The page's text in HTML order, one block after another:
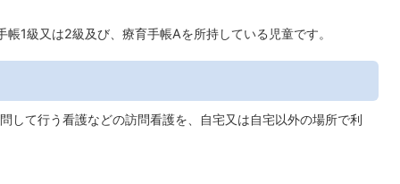
1級又は2級及び、療育手帳Aを所持している児童です。
して行う看護などの訪問看護を、自宅又は自宅以外の場所で利